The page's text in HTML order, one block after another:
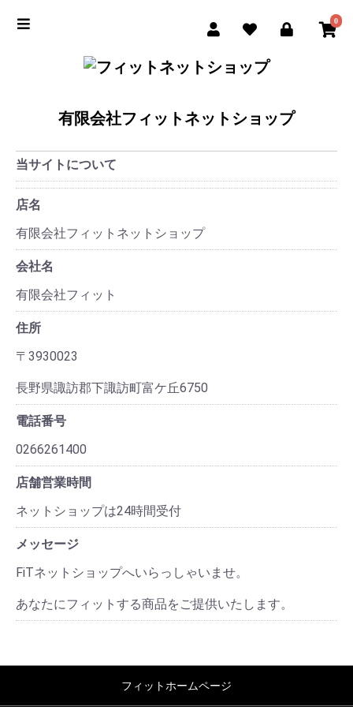
0
有限会社フィットネットショップ
当サイトについて
店名
有限会社フィットネットショップ
会社名
有限会社フィット
住所
〒3930023
長野県諏訪郡下諏訪町富ケ丘6750
電話番号
0266261400
店舗営業時間
ネットショップは24時間受付
メッセージ
FiTネットショップへいらっしゃいませ。
あなたにフィットする商品をご提供いたします。
フィットホームページ